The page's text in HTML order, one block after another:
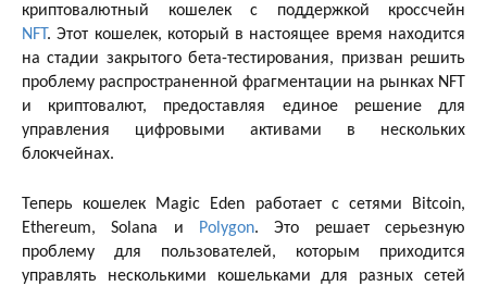
криптовалютный кошелек с поддержкой кроссчейн
NFT . Этот кошелек, который в настоящее время находится
на стадии закрытого бета-тестирования, призван решить
проблему распространенной фрагментации на рынках NFT
и криптовалют, предоставляя единое решение для
управления цифровыми активами в нескольких
блокчейнах.
Теперь кошелек Magic Eden работает с сетями Bitcoin,
Ethereum, Solana и
Polygon. Это решает серьезную
проблему для пользователей, которым приходится
управлять несколькими кошельками для разных сетей